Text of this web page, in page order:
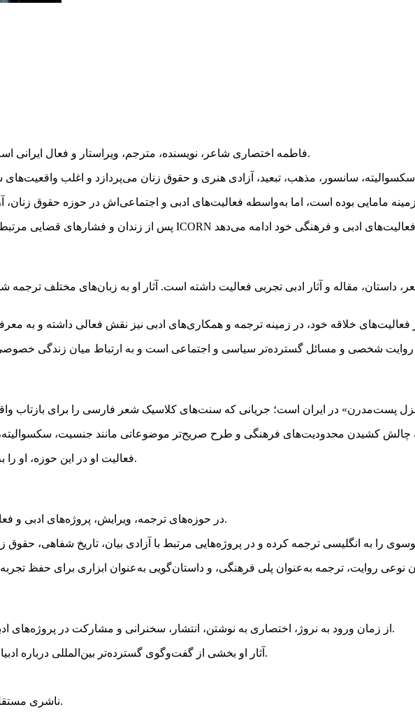
فاطمه اختصاری شاعر، نویسنده، مترجم، ویراستار و فعال ایرانی است که با جریان ادبی تأثیرگذار «غزل پست‌مدرن» شناخته می‌شود.
مقاله و آثار ادبی تجربی فعالیت داشته است. آثار او به زبان‌های مختلف ترجمه
فعالیت او در این حوزه، او را به یکی از صداهای مهم در ادبیات معاصر فارسی تبدیل کرده است.
فاطمه اختصاری با Sic Publishing در حوزه‌های ترجمه، ویرایش، پروژه‌های ادبی و فعالیت‌های عمومی همکاری دارد.
از زمان ورود به نروژ، اختصاری به نوشتن، انتشار، سخنرانی و مشارکت در پروژه‌های ادبی و فرهنگی مرتبط با تبعید، ترجمه و آزادی بیان ادامه داده است.
آثار او بخشی از گفت‌وگوی گسترده‌تر بین‌المللی درباره ادبیات، سانسور، مهاجرت و نقش نویسندگان در فضای عمومی است.
ناشری مستقل که مسائل جهانی را از دریچه روایت‌های انسانی بررسی می‌کند.